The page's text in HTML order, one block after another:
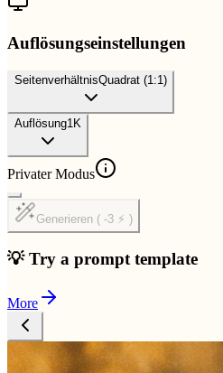
Auflösungseinstellungen
SeitenverhältnisQuadrat (1:1)
Auflösung1K
Privater Modus
Generieren ( -3 ⚡ )
💡 Try a prompt template
More